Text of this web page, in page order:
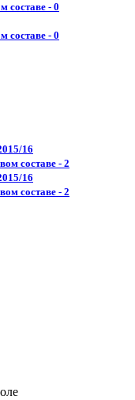
составе - 0
составе - 0
16
составе - 2
16
составе - 2